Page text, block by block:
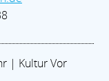
| Kultur Vor